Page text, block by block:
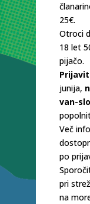
25€.
Otroci
18 let
pijačo.
junija,
van-
Več
po
pri
na